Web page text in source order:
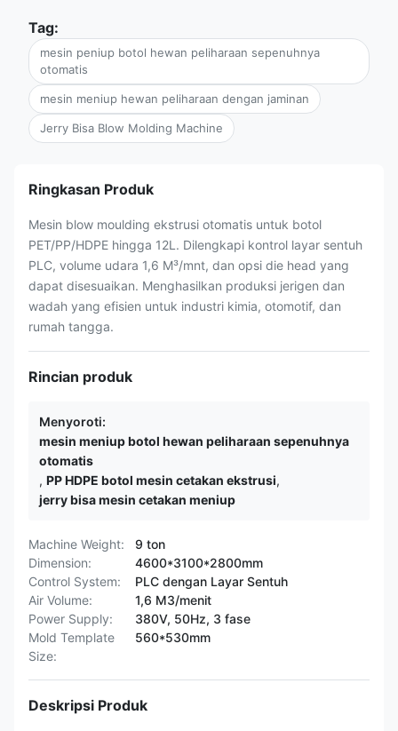
Tag:
mesin peniup botol hewan peliharaan sepenuhnya
otomatis
mesin meniup hewan peliharaan dengan jaminan
Jerry Bisa Blow Molding Machine
Ringkasan Produk
Mesin blow moulding ekstrusi otomatis untuk botol
PET/PP/HDPE hingga 12L. Dilengkapi kontrol layar sentuh
PLC, volume udara 1,6 M³/mnt, dan opsi die head yang
dapat disesuaikan. Menghasilkan produksi jerigen dan
wadah yang efisien untuk industri kimia, otomotif, dan
rumah tangga.
Rincian produk
Menyoroti:
mesin meniup botol hewan peliharaan sepenuhnya
otomatis
, PP HDPE botol mesin cetakan ekstrusi,
jerry bisa mesin cetakan meniup
Machine Weight:
9 ton
Dimension:
4600*3100*2800mm
Control System:
PLC dengan Layar Sentuh
Air Volume:
1,6 M3/menit
Power Supply:
380V, 50Hz, 3 fase
Mold Template
Size:
560*530mm
Deskripsi Produk